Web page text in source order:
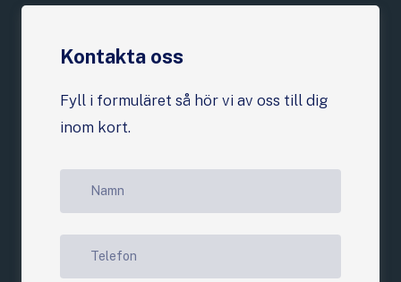
Kontakta oss
Fyll i formuläret så hör vi av oss till dig
inom kort.